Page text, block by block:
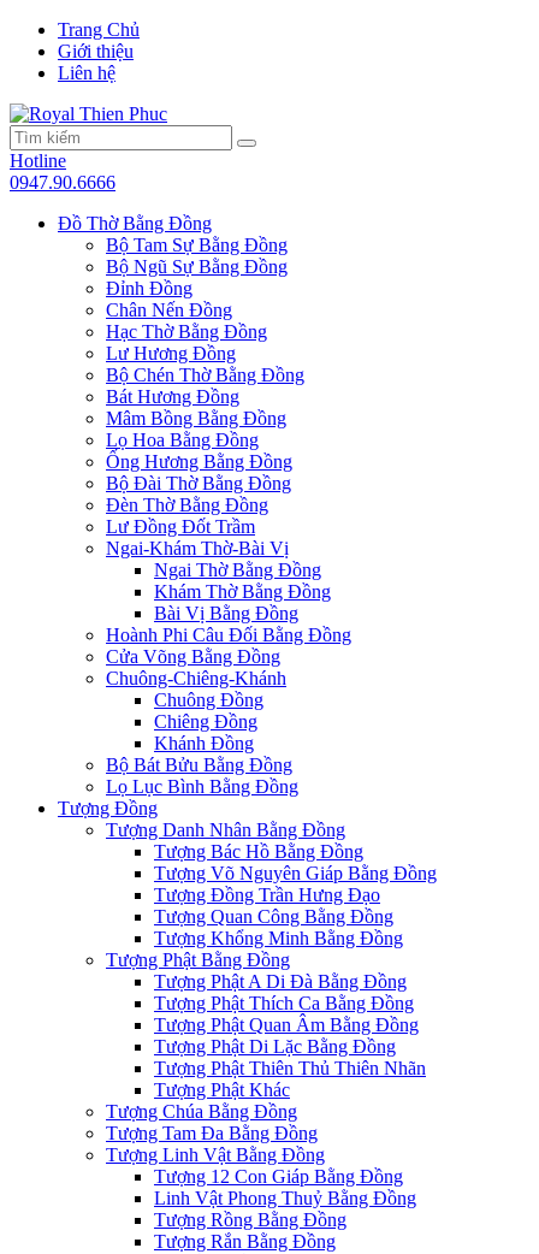
Trang Chủ
Giới thiệu
Liên hệ
Hotline
0947.90.6666
Đồ Thờ Bằng Đồng
Bộ Tam Sự Bằng Đồng
Bộ Ngũ Sự Bằng Đồng
Đỉnh Đồng
Chân Nến Đồng
Hạc Thờ Bằng Đồng
Lư Hương Đồng
Bộ Chén Thờ Bằng Đồng
Bát Hương Đồng
Mâm Bồng Bằng Đồng
Lọ Hoa Bằng Đồng
Ống Hương Bằng Đồng
Bộ Đài Thờ Bằng Đồng
Đèn Thờ Bằng Đồng
Lư Đồng Đốt Trầm
Ngai-Khám Thờ-Bài Vị
Ngai Thờ Bằng Đồng
Khám Thờ Bằng Đồng
Bài Vị Bằng Đồng
Hoành Phi Câu Đối Bằng Đồng
Cửa Võng Bằng Đồng
Chuông-Chiêng-Khánh
Chuông Đồng
Chiêng Đồng
Khánh Đồng
Bộ Bát Bửu Bằng Đồng
Lọ Lục Bình Bằng Đồng
Tượng Đồng
Tượng Danh Nhân Bằng Đồng
Tượng Bác Hồ Bằng Đồng
Tượng Võ Nguyên Giáp Bằng Đồng
Tượng Đồng Trần Hưng Đạo
Tượng Quan Công Bằng Đồng
Tượng Khổng Minh Bằng Đồng
Tượng Phật Bằng Đồng
Tượng Phật A Di Đà Bằng Đồng
Tượng Phật Thích Ca Bằng Đồng
Tượng Phật Quan Âm Bằng Đồng
Tượng Phật Di Lặc Bằng Đồng
Tượng Phật Thiên Thủ Thiên Nhãn
Tượng Phật Khác
Tượng Chúa Bằng Đồng
Tượng Tam Đa Bằng Đồng
Tượng Linh Vật Bằng Đồng
Tượng 12 Con Giáp Bằng Đồng
Linh Vật Phong Thuỷ Bằng Đồng
Tượng Rồng Bằng Đồng
Tượng Rắn Bằng Đồng